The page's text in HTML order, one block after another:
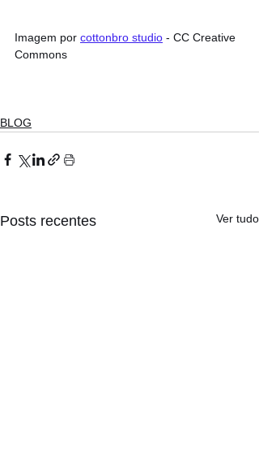
Imagem por cottonbro studio - CC Creative
Commons
BLOG
Posts recentes Ver tudo